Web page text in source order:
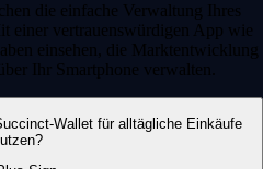
die einfache Verwaltung Ihres
einer vertrauenswürdigen App wie
einsehen, die Marktentwicklung
Ihr Smartphone verwalten.
Wallet für alltägliche Einkäufe